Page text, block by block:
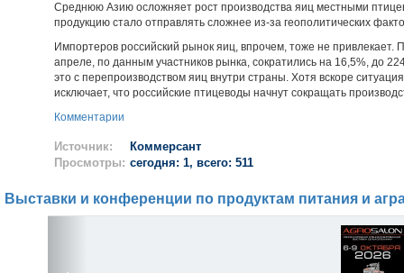
Среднюю Азию осложняет рост производства яиц местными
продукцию стало отправлять сложнее из-за геополитических
Импортеров российский рынок яиц, впрочем, тоже не привлекает.
апреле, по данным участников рынка, сократились на 16,5%, до
это с перепроизводством яиц внутри страны. Хотя вскоре
исключает, что российские птицеводы начнут сокращать
Комментарии
Источник:
Коммерсант
Просмотры: сегодня: 1, всего: 511
Выставки и конференции по продуктам питания и